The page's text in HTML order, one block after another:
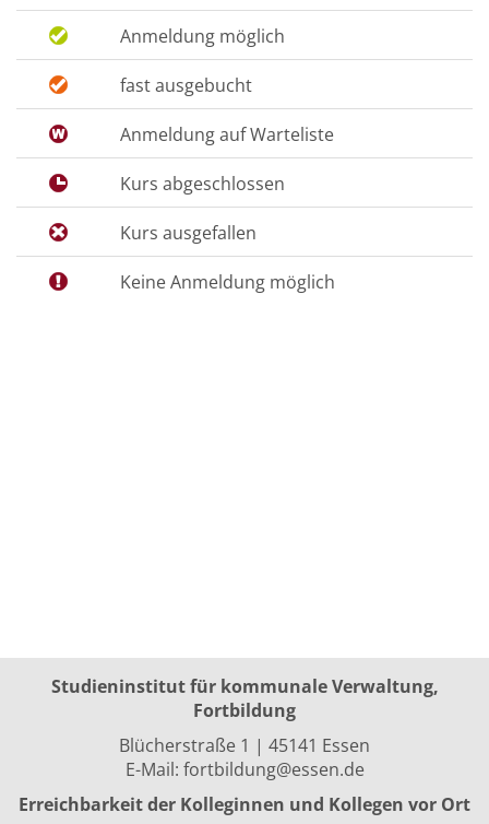
Anmeldung möglich
fast ausgebucht
Anmeldung auf Warteliste
Kurs abgeschlossen
Kurs ausgefallen
Keine Anmeldung möglich
Studieninstitut für kommunale Verwaltung,
Fortbildung
Blücherstraße 1 | 45141 Essen
E-Mail: fortbildung@essen.de
Erreichbarkeit der Kolleginnen und Kollegen vor Ort